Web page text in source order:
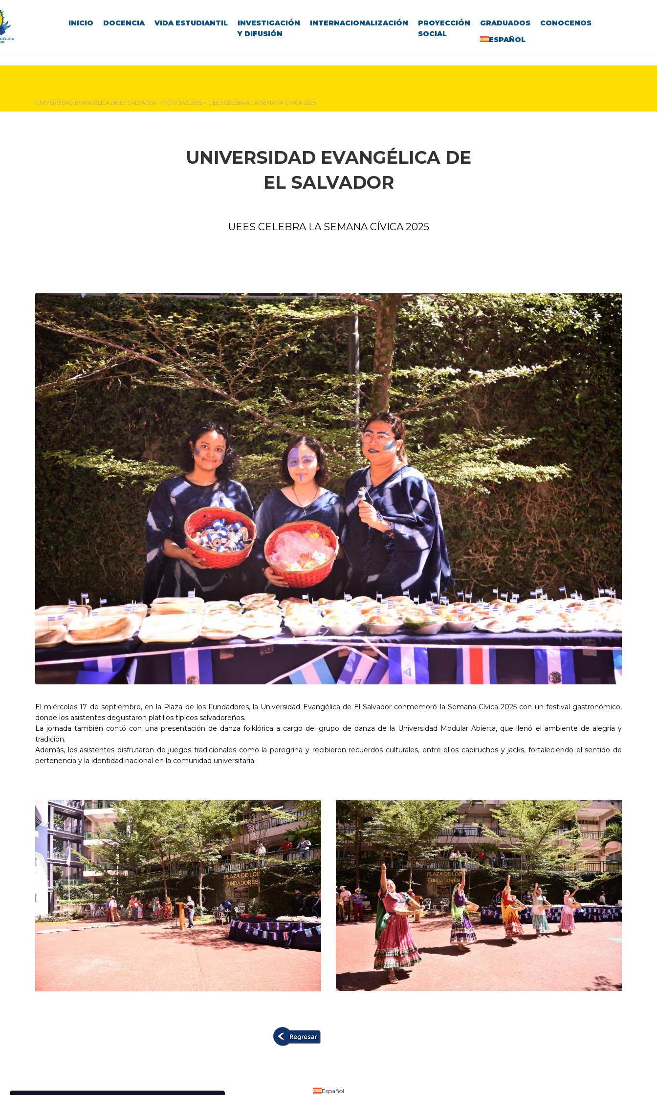
INICIO DOCENCIA VIDA ESTUDIANTIL
INVESTIGACIÓN
Y DIFUSIÓN
INTERNACIONALIZACIÓN
PROYECCIÓN
SOCIAL
GRADUADOS
CONOCENOS
ESPAÑOL
UNIVERSIDAD EVANGÉLICA DE EL SALVADOR > NOTICIAS 2025 > UEES CELEBRA LA SEMANA CÍVICA 2025
UNIVERSIDAD EVANGÉLICA DE
EL SALVADOR
UEES CELEBRA LA SEMANA CÍVICA 2025
El miércoles 17 de septiembre, en la Plaza de los Fundadores, la Universidad Evangélica de El Salvador conmemoró la Semana Cívica 2025 con un festival gastronómico,
donde los asistentes degustaron platillos típicos salvadoreños.
La jornada también contó con una presentación de danza folklórica a cargo del grupo de danza de la Universidad Modular Abierta, que llenó el ambiente de alegría y
tradición.
Además, los asistentes disfrutaron de juegos tradicionales como la peregrina y recibieron recuerdos culturales, entre ellos capiruchos y jacks, fortaleciendo el sentido de
pertenencia y la identidad nacional en la comunidad universitaria.
Español